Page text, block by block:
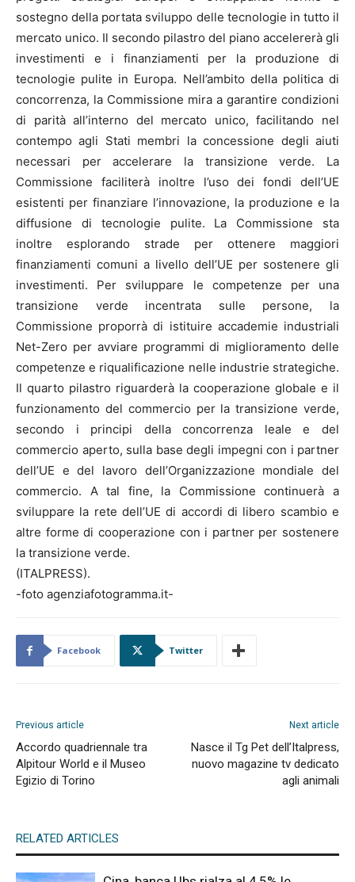
sostegno della portata sviluppo delle tecnologie in tutto il
mercato unico. Il secondo pilastro del piano accelererà gli
investimenti e i finanziamenti per la produzione di
tecnologie pulite in Europa. Nell’ambito della politica di
concorrenza, la Commissione mira a garantire condizioni
di parità all’interno del mercato unico, facilitando nel
contempo agli Stati membri la concessione degli aiuti
necessari per accelerare la transizione verde. La
Commissione faciliterà inoltre l’uso dei fondi dell’UE
esistenti per finanziare l’innovazione, la produzione e la
diffusione di tecnologie pulite. La Commissione sta
inoltre esplorando strade per ottenere maggiori
finanziamenti comuni a livello dell’UE per sostenere gli
investimenti. Per sviluppare le competenze per una
transizione verde incentrata sulle persone, la
Commissione proporrà di istituire accademie industriali
Net-Zero per avviare programmi di miglioramento delle
competenze e riqualificazione nelle industrie strategiche.
Il quarto pilastro riguarderà la cooperazione globale e il
funzionamento del commercio per la transizione verde,
secondo i principi della concorrenza leale e del
commercio aperto, sulla base degli impegni con i partner
dell’UE e del lavoro dell’Organizzazione mondiale del
commercio. A tal fine, la Commissione continuerà a
sviluppare la rete dell’UE di accordi di libero scambio e
altre forme di cooperazione con i partner per sostenere
la transizione verde.
(ITALPRESS).
-foto agenziafotogramma.it-
Facebook Twitter
Previous article
Accordo quadriennale tra
Alpitour World e il Museo
Egizio di Torino
Next article
Nasce il Tg Pet dell’Italpress,
nuovo magazine tv dedicato
agli animali
RELATED ARTICLES